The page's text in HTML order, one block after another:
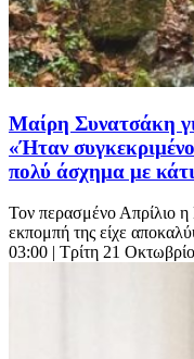
Μαίρη Συνατσάκη
«Ήταν
πολύ άσχημα με
Τον περασμένο Απρίλιο η
εκπομπή της είχε
03:00 | Τρίτη 21